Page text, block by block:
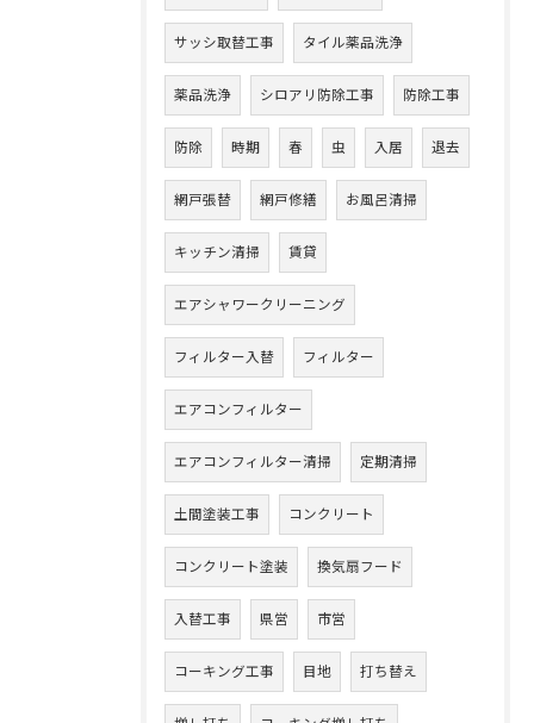
サッシ取替工事 タイル薬品洗浄
薬品洗浄 シロアリ防除工事 防除工事
防除 時期 春 虫 入居 退去
網戸張替 網戸修繕 お風呂清掃
キッチン清掃 賃貸
エアシャワークリーニング
フィルター入替 フィルター
エアコンフィルター
エアコンフィルター清掃 定期清掃
土間塗装工事 コンクリート
コンクリート塗装 換気扇フード
入替工事 県営 市営
コーキング工事 目地 打ち替え